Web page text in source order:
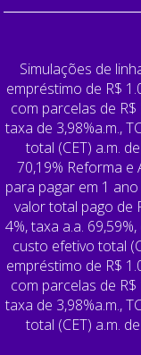
Simulações de
empréstimo de R$
com parcelas de
taxa de 3,98%a.m.,
total (CET) a.m.
70,19% Reforma e
para pagar em 1
valor total pago de
4%, taxa a.a.
custo efetivo total
empréstimo de R$
com parcelas de
taxa de 3,98%a.m.,
total (CET) a.m.